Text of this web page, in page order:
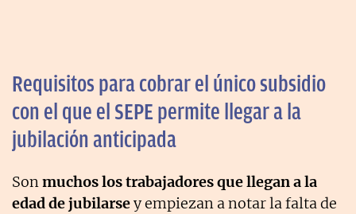
Requisitos para cobrar el único subsidio
con el que el SEPE permite llegar a la
jubilación anticipada
Sonmuchos los trabajadores que llegan a la
edad de jubilarsey empiezan a notar la falta de